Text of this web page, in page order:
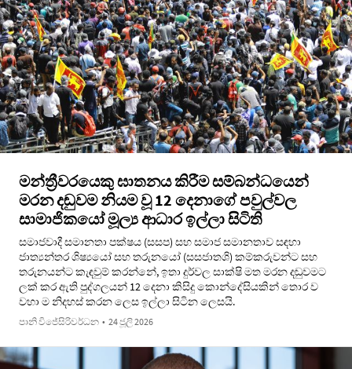
මන්ත්‍රීවරයෙකු ඝාතනය කිරීම සම්බන්ධයෙන්
මරන දඬුවම නියම වූ 12 දෙනාගේ පවුල්වල
සාමාජිකයෝ මූල්‍ය ආධාර ඉල්ලා සිටිති
සමාජවාදී සමානතා පක්ෂය (සසප) සහ සමාජ සමානතාව සඳහා
ජාත්‍යන්තර ශිෂ්‍යයෝ සහ තරුනයෝ (සසජාතශි) කම්කරුවන්ට සහ
තරුනයන්ට කැඳවුම් කරන්නේ, ඉතා දුර්වල සාක්ෂි මත මරන දඬුවමට
ලක් කර ඇති පුද්ගලයන් 12 දෙනා කිසිදු කොන්දේසියකින් තොර ව
වහා ම නිදහස් කරන ලෙස ඉල්ලා සිටින ලෙසයි.
පානි විජේසිරිවර්ධන • 24 ජූලි 2026